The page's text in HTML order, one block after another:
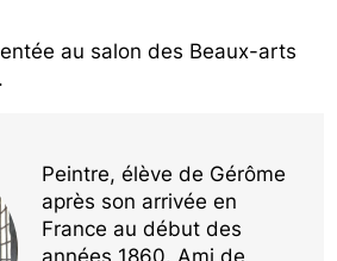
au salon des Beaux-arts
Peintre, élève de Gérôme
après son arrivée en
France au début des
années 1860. Ami de